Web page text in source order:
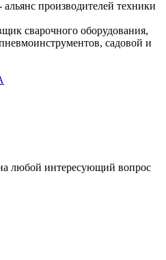
производителей техники
сварочного оборудования,
садовой и
любой интересующий вопрос